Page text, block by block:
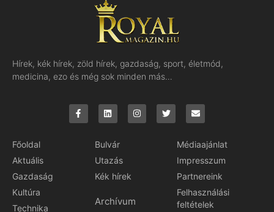
Hírek, kék hírek, zöld hírek, gazdaság, sport, életmód,
medicina, ezo és még sok minden más…
Főoldal
Aktuális
Gazdaság
Kultúra
Technika
Bulvár
Utazás
Kék hírek
Archívum
Médiaajánlat
Impresszum
Partnereink
Felhasználási
feltételek